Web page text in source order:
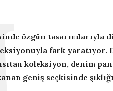
özgün tasarımlarıyla
fark yaratıyor.
koleksiyon, denim
geniş seçkisinde